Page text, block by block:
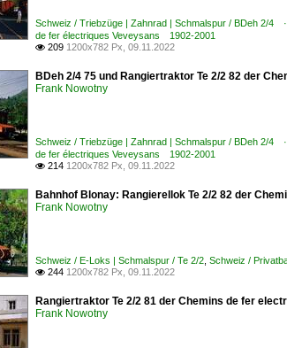
Schweiz / Triebzüge | Zahnrad | Schmalspur / BDeh 2/4
de fer électriques Veveysans 1902-2001
 209 1200x782 Px, 09.11.2022
BDeh 2/4 75 und Rangiertraktor Te 2/2 82 der
Frank Nowotny
Schweiz / Triebzüge | Zahnrad | Schmalspur / BDeh 2/4
de fer électriques Veveysans 1902-2001
 214 1200x782 Px, 09.11.2022
Bahnhof Blonay: Rangierellok Te 2/2 82 der
Frank Nowotny
Schweiz / E-Loks | Schmalspur / Te 2/2 Schweiz /
 244 1200x782 Px, 09.11.2022
Rangiertraktor Te 2/2 81 der Chemins de fer
Frank Nowotny